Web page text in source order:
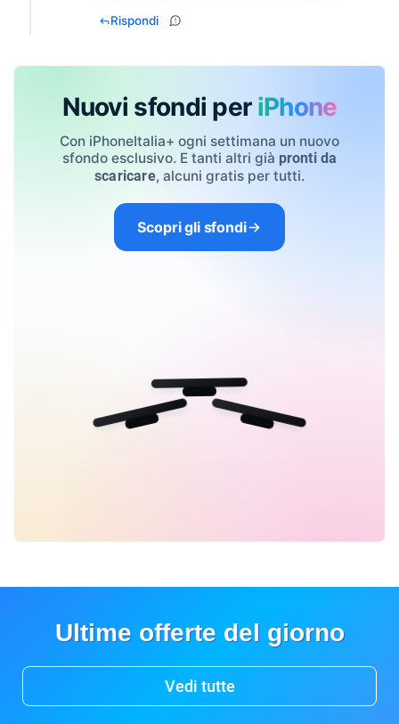
Rispondi
Nuovi sfondi per iPhone
Con iPhoneItalia+ ogni settimana un nuovo
sfondo esclusivo. E tanti altri già pronti da
scaricare, alcuni gratis per tutti.
Scopri gli sfondi
Ultime offerte del giorno
Vedi tutte